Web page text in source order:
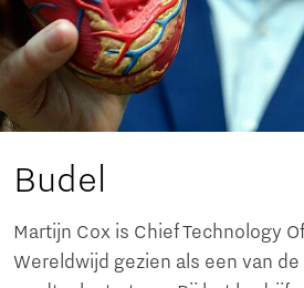
Budel
Martijn Cox is Chief Technology
Wereldwijd gezien als een van